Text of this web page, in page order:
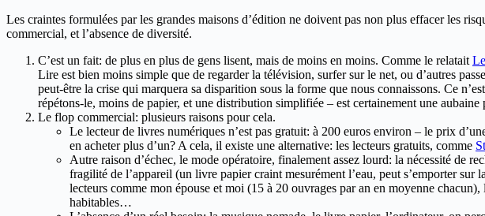
Les craintes formulées par les grandes maisons d’édition ne doivent pas non plus effacer les
commercial, et l’absence de diversité.
C’est un fait: de plus en plus de gens lisent, mais de moins en moins. Comme le relatait
Lire est bien moins simple que de regarder la télévision, surfer sur le net, ou d’autres
peut-être la crise qui marquera sa disparition sous la forme que nous connaissons. Ce
répétons-le, moins de papier, et une distribution simplifiée – est certainement une
Le flop commercial: plusieurs raisons pour cela.
Le lecteur de livres numériques n’est pas gratuit: à 200 euros environ – le prix
en acheter plus d’un? A cela, il existe une alternative: les lecteurs gratuits, comme
Autre raison d’échec, le mode opératoire, finalement assez lourd: la nécessité de
fragilité de l’appareil (un livre papier craint mesurément l’eau, peut s’emporter
lecteurs comme mon épouse et moi (15 à 20 ouvrages par an en moyenne
habitables…